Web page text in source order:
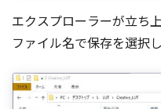
エクスプローラーが立ち
ファイル名で保存を選択